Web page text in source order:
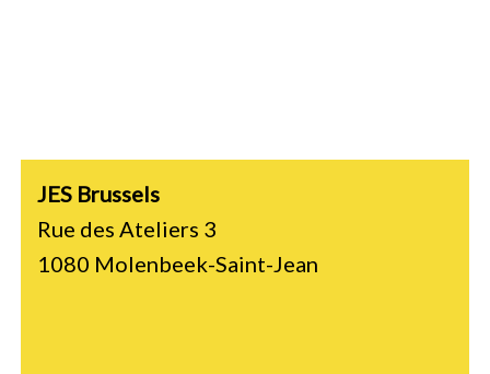
JES Brussels
Rue des Ateliers 3
1080 Molenbeek-Saint-Jean